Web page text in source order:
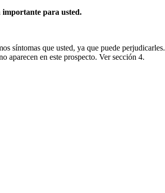
importante para usted.
síntomas que usted, ya que puede perjudicarles.
aparecen en este prospecto. Ver sección 4.